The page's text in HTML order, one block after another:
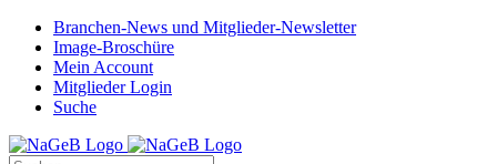
Zum
Inhalt
springen
Branchen-News und Mitglieder-Newsletter
Image-Broschüre
Mein Account
Mitglieder Login
Suche